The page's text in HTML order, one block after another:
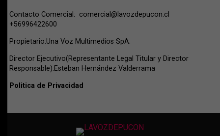
Contacto Comercial: comercial@lavozdepucon.cl
+56996422600
Propietario:Una Voz Multimedios SpA.
Director Ejecutivo(Representante Legal Titular y Director
Responsable):Esteban Hernández Valderrama
Politica de Privacidad